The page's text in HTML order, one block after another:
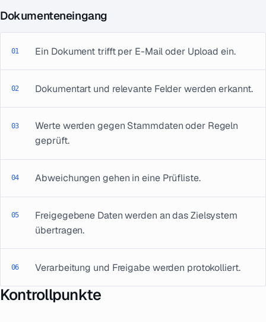
Dokumenteneingang
Ein Dokument trifft per E-Mail oder Upload ein.
Dokumentart und relevante Felder werden erkannt.
Werte werden gegen Stammdaten oder Regeln
geprüft.
Abweichungen gehen in eine Prüfliste.
Freigegebene Daten werden an das Zielsystem
übertragen.
Verarbeitung und Freigabe werden protokolliert.
Kontrollpunkte